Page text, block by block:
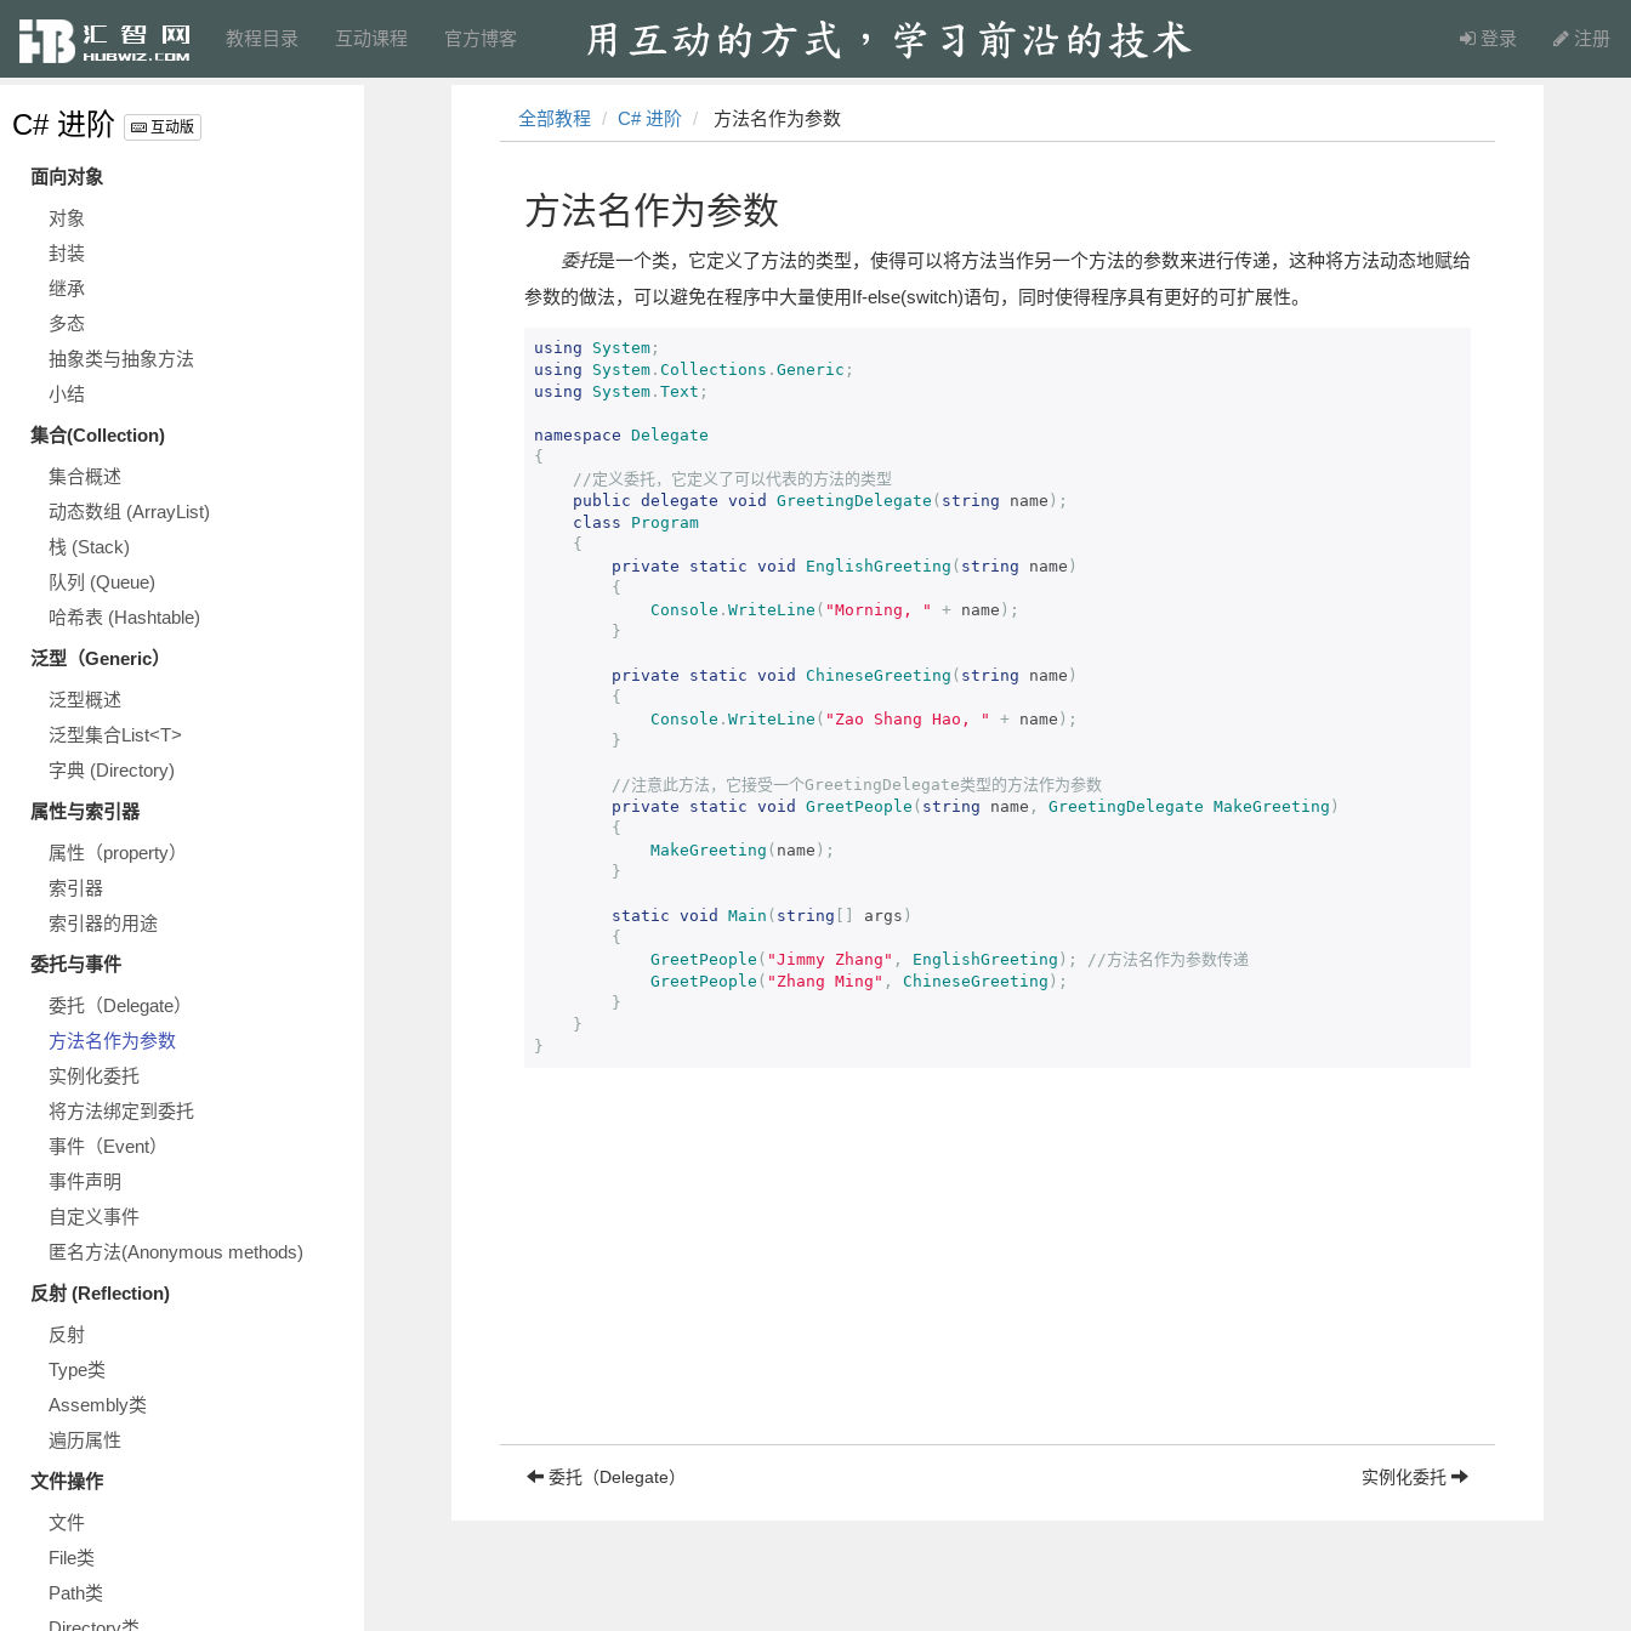
教程目录 互动课程 官方博客 登录 注册
C# 进阶 互动版
面向对象
对象
封装
继承
多态
抽象类与抽象方法
小结
集合(Collection)
集合概述
动态数组 (ArrayList)
栈 (Stack)
队列 (Queue)
哈希表 (Hashtable)
泛型（Generic）
泛型概述
泛型集合List<T>
字典 (Directory)
属性与索引器
属性（property）
索引器
索引器的用途
委托与事件
委托（Delegate）
方法名作为参数
实例化委托
将方法绑定到委托
事件（Event）
事件声明
自定义事件
匿名方法(Anonymous methods)
反射 (Reflection)
反射
Type类
Assembly类
遍历属性
文件操作
文件
File类
Path类
全部教程 C# 进阶 方法名作为参数
方法名作为参数
委托是一个类，它定义了方法的类型，使得可以将方法当作另一个方法的参数来进行传递，这种将方法动态地赋给
参数的做法，可以避免在程序中大量使用If-else(switch)语句，同时使得程序具有更好的可扩展性。
using System ;
using
System . Collections . Generic ;
using
System . Text ;
namespace Delegate
{
//定义委托，它定义了可以代表的方法的类型
public delegate void GreetingDelegate ( string name );
class
Program
{
private
static void EnglishGreeting ( string name )
{
Console . WriteLine ( "Morning, " + name );
}
private static void ChineseGreeting ( string name )
{
Console . WriteLine ( "Zao Shang Hao, " + name );
}
//注意此方法，它接受一个GreetingDelegate类型的方法作为参数
private
static void GreetPeople ( string name , GreetingDelegate MakeGreeting )
{
MakeGreeting ( name );
}
static void Main ( string args )
{
GreetPeople ( "Jimmy Zhang" , EnglishGreeting );
//方法名作为参数传递
GreetPeople ( "Zhang Ming" , ChineseGreeting );
}
}
}
委托（Delegate） 实例化委托